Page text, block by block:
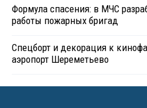
Формула спасения: в МЧС
работы пожарных бригад
Спецборт и декорация к
аэропорт Шереметьево